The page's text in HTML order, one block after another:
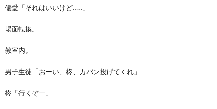
優愛「それはいいけど……」
場面転換。
教室内。
男子生徒「おーい、柊、カバン投げてくれ」
柊「行くぞー」